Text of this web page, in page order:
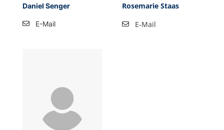
Daniel Senger
E-Mail
Ro­se­ma­rie Staas
E-Mail